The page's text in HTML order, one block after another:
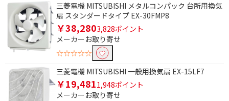
三菱電機 MITSUBISHI メタルコンパック 台所用換気
扇 スタンダードタイプ EX-30FMP8
￥38,2803,828ポイント
メーカーお取り寄せ
☆☆☆☆☆
三菱電機 MITSUBISHI 一般用換気扇 EX-15LF7
￥19,4811,948ポイント
メーカーお取り寄せ